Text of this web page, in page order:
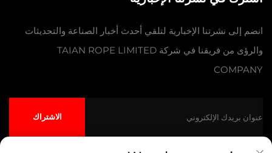
انضم إلى نشرتنا الإخبارية لتلقي أحدث أخبار الصناعة والتحديثات
والرؤى من فريقنا في شركة TAIAN ROPE LIMITED
COMPANY
الاشتراك